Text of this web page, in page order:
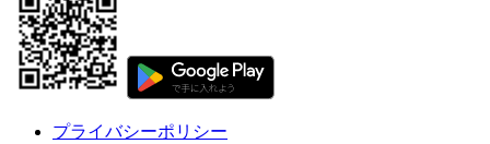
プライバシーポリシー